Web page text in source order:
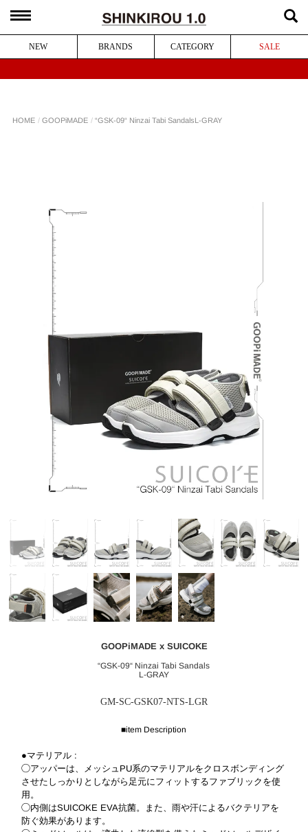
NEW BRANDS CATEGORY SALE
HOME GOOPiMADE “GSK-09“ Ninzai Tabi SandalsL-GRAY
GOOPiMADE x SUICOKE
“GSK-09“ Ninzai Tabi Sandals
L-GRAY
GM-SC-GSK07-NTS-LGR
■item Description
●マテリアル :
◯アッパーは、メッシュPU系のマテリアルをクロスボンディング
させたしっかりとしながら足元にフィットするファブリックを使
用。
◯内側はSUICOKE EVA抗菌。また、雨や汗によるバクテリアを
防ぐ効果があります。